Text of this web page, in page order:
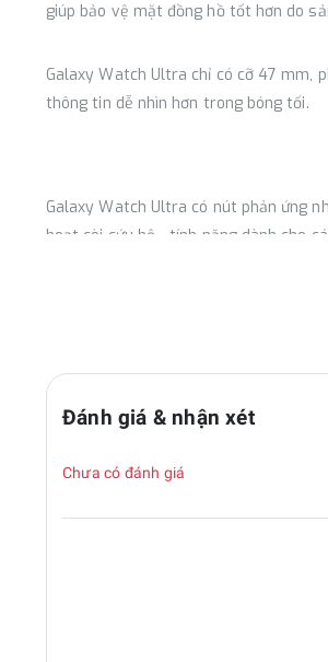
giúp bảo vệ mặt đồng hồ tốt hơn do
Galaxy Watch Ultra chỉ có cỡ 47 mm,
thông tin dễ nhìn hơn trong bóng tối.
Galaxy Watch Ultra có nút phản ứng
hoạt còi cứu hộ - tính năng dành cho
sức khoẻ là hoạt động trong ngày,
tính năng này so sánh kết quả trước
có thể duy trì trong một giờ nhằm tối
Đánh giá & nhận xét
Chưa có đánh giá